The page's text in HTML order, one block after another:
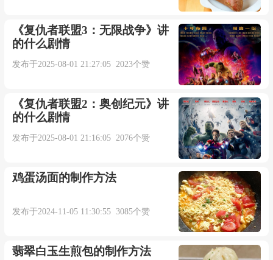
《复仇者联盟3：无限战争》讲
的什么剧情
发布于2025-08-01 21:27:05 2023个赞
《复仇者联盟2：奥创纪元》讲
的什么剧情
发布于2025-08-01 21:16:05 2076个赞
鸡蛋汤面的制作方法
发布于2024-11-05 11:30:55 3085个赞
翡翠白玉生煎包的制作方法